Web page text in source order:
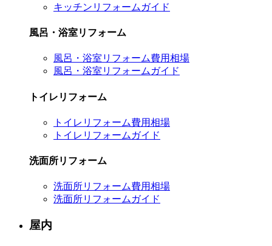
キッチンリフォームガイド
風呂・浴室リフォーム
風呂・浴室リフォーム費用相場
風呂・浴室リフォームガイド
トイレリフォーム
トイレリフォーム費用相場
トイレリフォームガイド
洗面所リフォーム
洗面所リフォーム費用相場
洗面所リフォームガイド
屋内